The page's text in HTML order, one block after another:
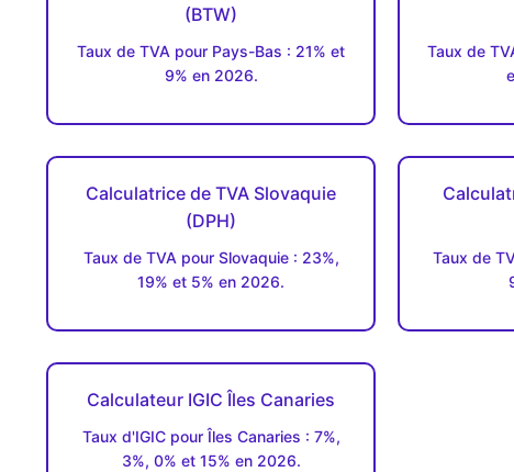
(BTW)
Taux de TVA pour Pays-Bas : 21% et
9% en 2026.
Taux de
Calculatrice de TVA Slovaquie
(DPH)
Taux de TVA pour Slovaquie : 23%,
19% et 5% en 2026.
Taux de
Calculateur IGIC Îles Canaries
Taux d'IGIC pour Îles Canaries : 7%,
3%, 0% et 15% en 2026.